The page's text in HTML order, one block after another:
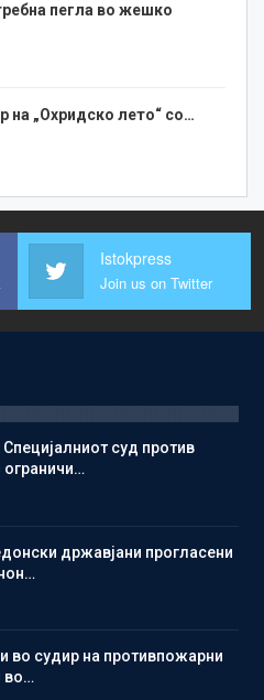
пегла во жешко
на „Охридско лето“ со…
Istokpress
Join us on Twitter
Специјалниот суд против
ограничи…
државјани прогласени
во судир на противпожарни
во…